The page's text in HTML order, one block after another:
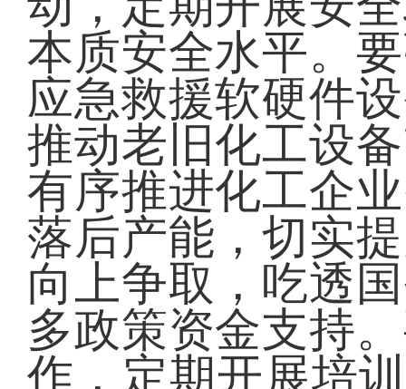
本质安全水平。
应急救援软硬件
推动老旧化工设
有序推进化工企
落后产能，切实
向上争取，吃透
多政策资金支持
作，定期开展培